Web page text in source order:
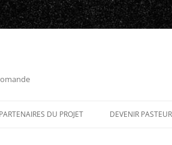
PARTENAIRES DU PROJET DEVENIR